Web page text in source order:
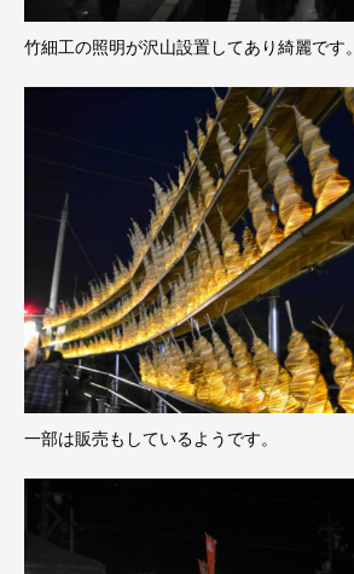
竹細工の照明が沢山設置してあり綺麗です。
一部は販売もしているようです。